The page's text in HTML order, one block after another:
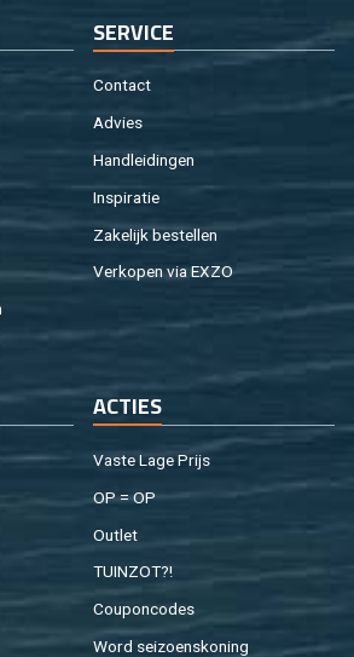
SER­VI­CE
Con­tact
Ad­vies
Hand­lei­din­gen
In­spi­ra­tie
Za­ke­lijk be­stel­len
Ver­ko­pen via EXZO
AC­TIES
Vaste Lage Prijs
OP = OP
Out­let
TUIN­ZOT?!
Cou­pon­co­des
Word sei­zoens­ko­ning